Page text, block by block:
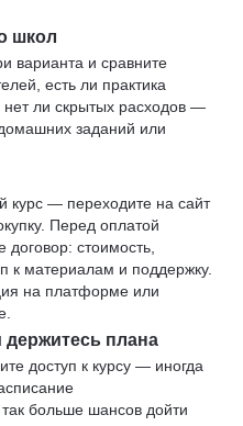
школ
варианта и сравните
есть ли практика
нет ли скрытых расходов —
заданий или
курс — переходите на сайт
Перед оплатой
договор: стоимость,
к материалам и поддержку.
на платформе или
держитесь плана
доступ к курсу — иногда
больше шансов дойти